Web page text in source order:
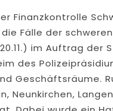
Finanzkontrolle
Fälle der
im Auftrag
des
Geschäftsräume.
Neunkirchen,